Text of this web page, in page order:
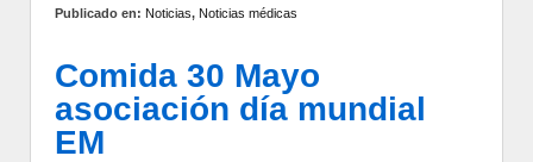
Publicado en: Noticias, Noticias médicas
Comida 30 Mayo
asociación día mundial
EM